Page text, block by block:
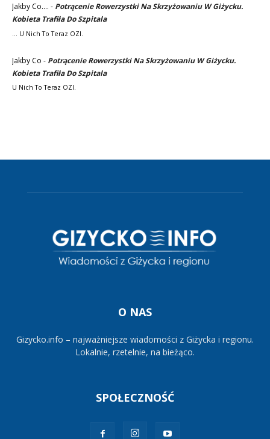
Jakby Co.... - Potrącenie Rowerzystki Na Skrzyżowaniu W Giżycku.
Kobieta Trafiła Do Szpitala
... U Nich To Teraz OZI.
Jakby Co - Potrącenie Rowerzystki Na Skrzyżowaniu W Giżycku.
Kobieta Trafiła Do Szpitala
U Nich To Teraz OZI.
O NAS
Gizycko.info – najważniejsze wiadomości z Giżycka i regionu.
Lokalnie, rzetelnie, na bieżąco.
SPOŁECZNOŚĆ